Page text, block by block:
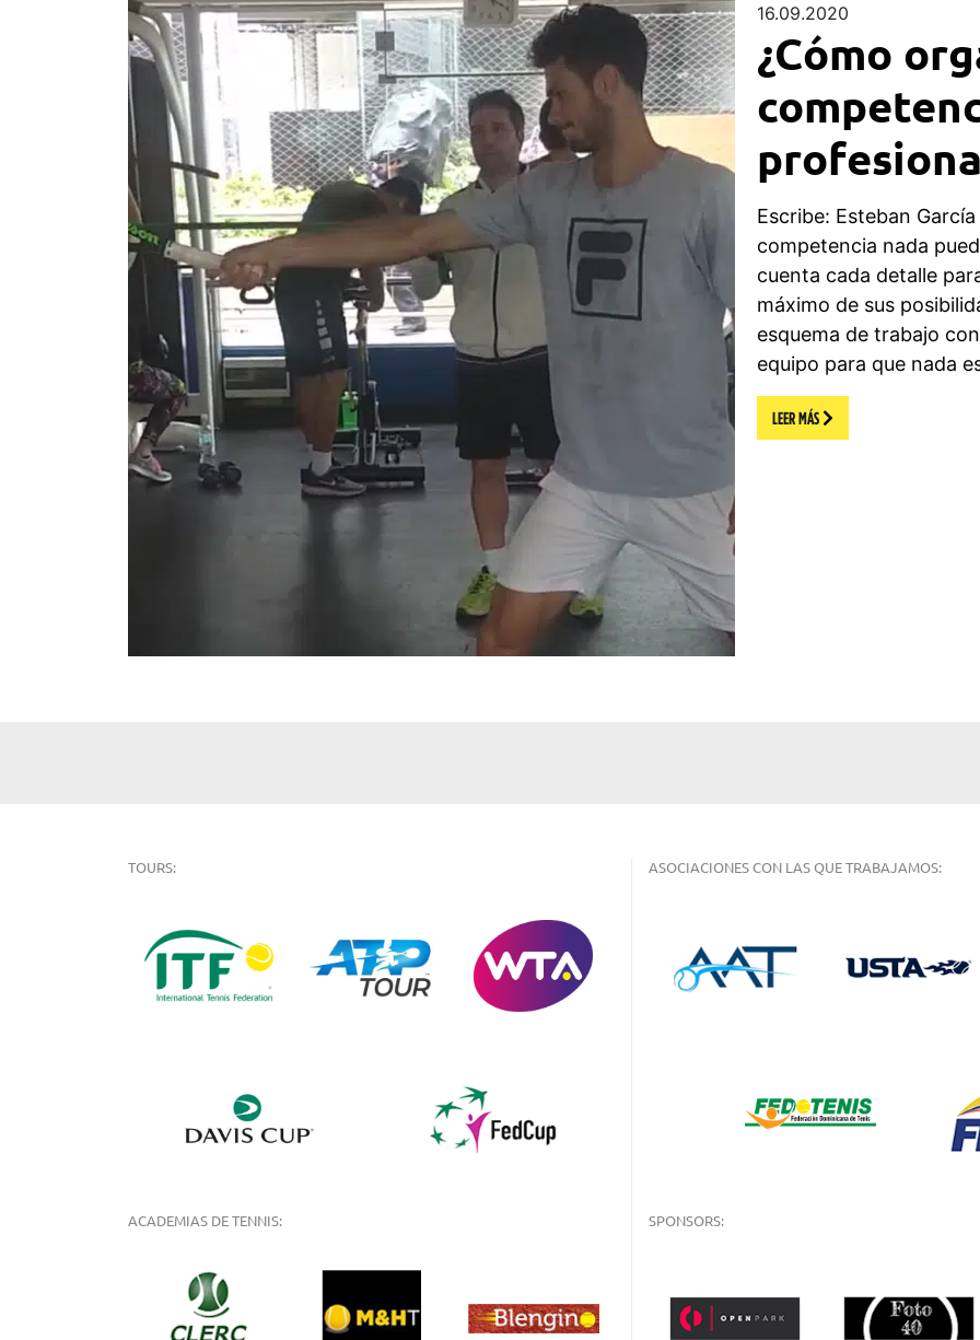
16.09.2020
¿Cómo
Escribe: Esteban
competencia nada
cuenta cada detalle
máximo de sus
esquema de trabajo
equipo para que nada
LEER MÁS
TOURS:
ACADEMIAS DE TENNIS:
ASOCIACIONES CON LAS QUE TRABAJAMOS:
SPONSORS: